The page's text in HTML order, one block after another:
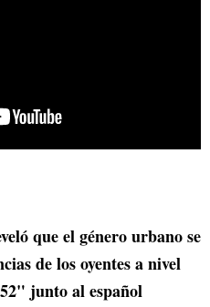
que el género urbano se
de los oyentes a nivel
junto al español